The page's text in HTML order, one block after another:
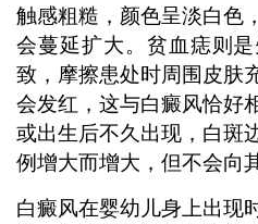
触感粗糙，颜色呈淡白色
会蔓延扩大。贫血痣则
致，摩擦患处时周围皮肤
会发红，这与白癜风恰好
或出生后不久出现，白斑
例增大而增大，但不会向
白癜风在婴幼儿身上出现